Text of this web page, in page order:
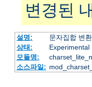
변경된
설명:
문자집합 변
상태:
Experimental
모듈명:
소스파일: